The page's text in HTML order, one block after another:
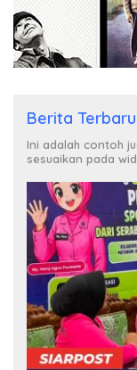
Berita Terbaru
Ini adalah contoh
sesuaikan pada